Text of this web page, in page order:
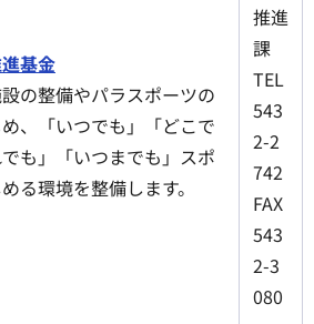
基金
の整備やパラスポーツの
、「いつでも」「どこで
も」「いつまでも」スポ
る環境を整備します。
推進
課
TEL
543
2-2
742
FAX
543
2-3
080